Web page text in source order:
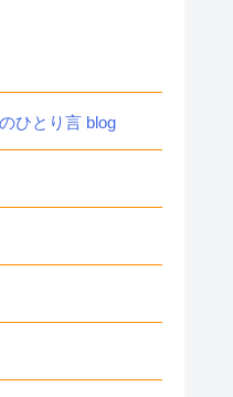
とり言 blog